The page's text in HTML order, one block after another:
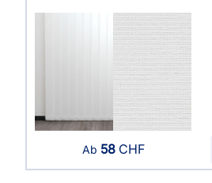
Ab 58CHF